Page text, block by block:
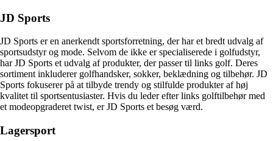
JD Sports
JD Sports er en anerkendt sportsforretning, der har et bredt udvalg af
sportsudstyr og mode. Selvom de ikke er specialiserede i golfudstyr,
har JD Sports et udvalg af produkter, der passer til links golf. Deres
sortiment inkluderer golfhandsker, sokker, beklædning og tilbehør. JD
Sports fokuserer på at tilbyde trendy og stilfulde produkter af høj
kvalitet til sportsentusiaster. Hvis du leder efter links golftilbehør med
et modeopgraderet twist, er JD Sports et besøg værd.
Lagersport